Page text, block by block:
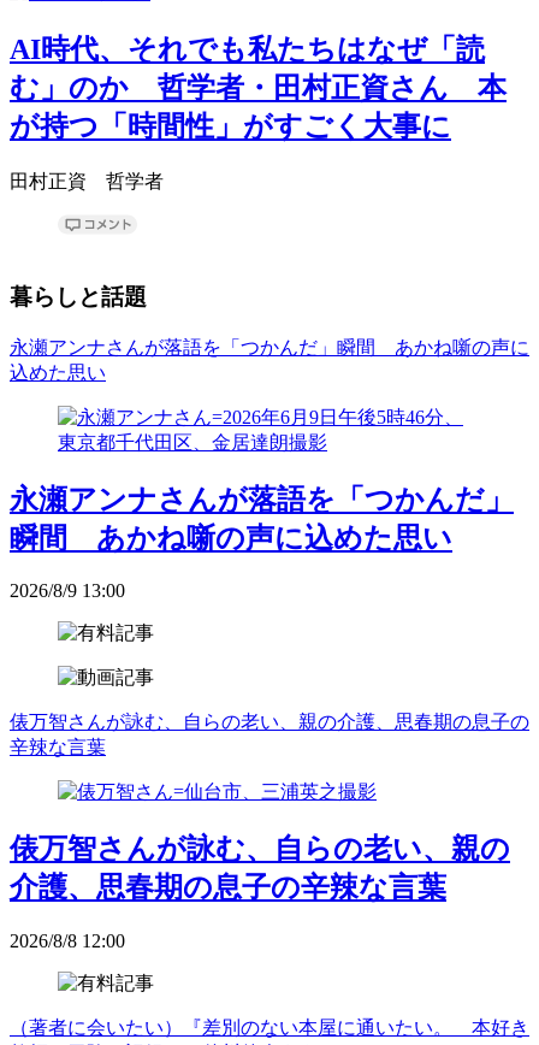
AI時代、それでも私たちはなぜ「読
む」のか 哲学者・田村正資さん 本
が持つ「時間性」がすごく大事に
田村正資 哲学者
暮らしと話題
永瀬アンナさんが落語を「つかんだ」瞬間 あかね噺の声に
込めた思い
永瀬アンナさんが落語を「つかんだ」
瞬間 あかね噺の声に込めた思い
2026/8/9 13:00
俵万智さんが詠む、自らの老い、親の介護、思春期の息子の
辛辣な言葉
俵万智さんが詠む、自らの老い、親の
介護、思春期の息子の辛辣な言葉
2026/8/8 12:00
（著者に会いたい）『差別のない本屋に通いたい。 本好き